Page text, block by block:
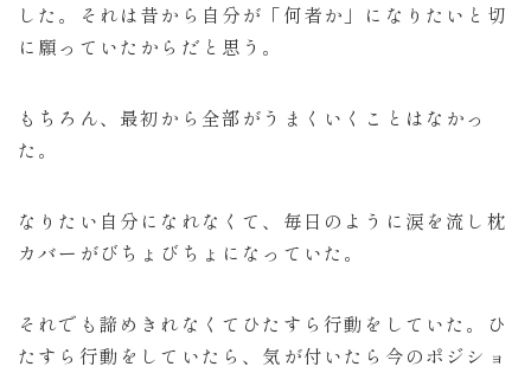
した。それは昔から自分が「何者か」になりたいと切
に願っていたからだと思う。
もちろん、最初から全部がうまくいくことはなかっ
た。
なりたい自分になれなくて、毎日のように涙を流し枕
カバーがびちょびちょになっていた。
それでも諦めきれなくてひたすら行動をしていた。ひ
たすら行動をしていたら、気が付いたら今のポジショ